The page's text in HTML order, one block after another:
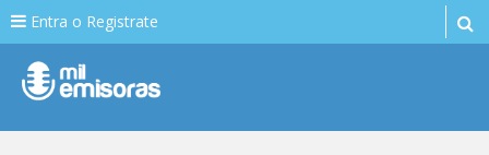
Entra o Registrate